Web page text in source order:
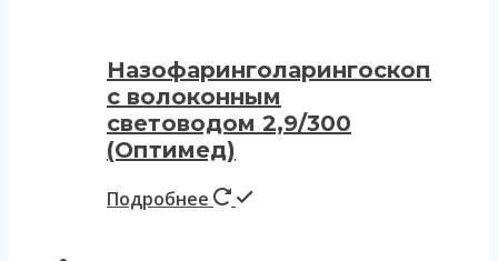
Назофаринголарингоскоп
с волоконным
световодом 2,9/300
(Оптимед)
Подробнее